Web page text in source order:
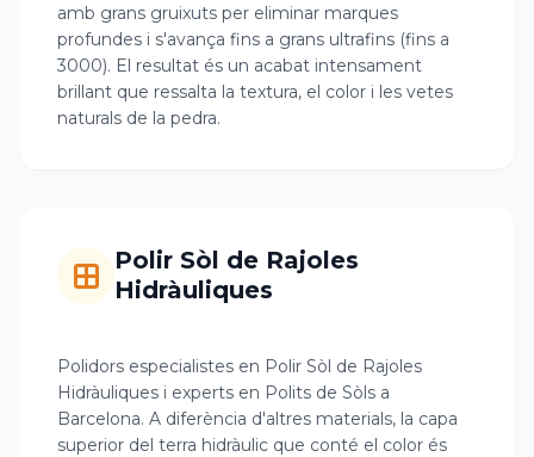
amb grans gruixuts per eliminar marques
profundes i s'avança fins a grans ultrafins (fins a
3000). El resultat és un acabat intensament
brillant que ressalta la textura, el color i les vetes
naturals de la pedra.
Polir Sòl de Rajoles
Hidràuliques
Polidors especialistes en Polir Sòl de Rajoles
Hidràuliques i experts en Polits de Sòls a
Barcelona. A diferència d'altres materials, la capa
superior del terra hidràulic que conté el color és